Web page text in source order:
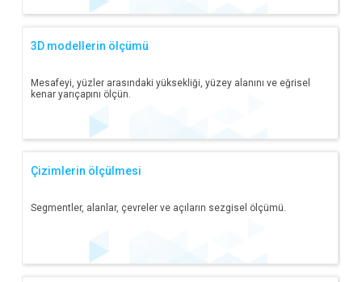
3D modellerin ölçümü
Mesafeyi, yüzler arasındaki yüksekliği, yüzey alanını ve eğrisel
kenar yarıçapını ölçün.
Çizimlerin ölçülmesi
Segmentler, alanlar, çevreler ve açıların sezgisel ölçümü.